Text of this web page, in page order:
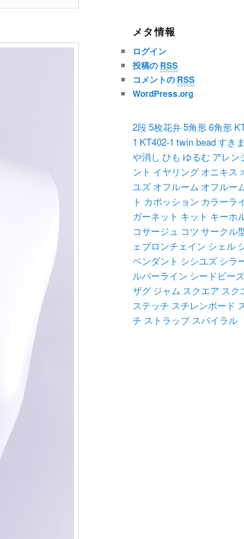
メタ情報
ログイン
投稿の RSS
コメントの RSS
WordPress.org
2段5枚花弁5角形6角形
1 KT402-1 twin beadすきま
や消し ひも ゆるむ アレン
ント イヤリング オニキス
ユズ オフルーム オフルー
ト カボッション カラーラ
ガーネット キット キーホ
コサージュ コツ サークル
ェブロンチェイン シェル
ペンダント シシユズ シラ
ルバーライン シードビーズ
ザグ ジャム スクエア スク
ステッチ スチレンボード
チ ストラップ スパイラル